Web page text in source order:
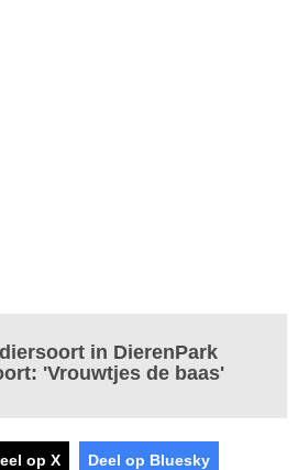
in DierenPark
'Vrouwtjes de baas'
op X Deel op Bluesky